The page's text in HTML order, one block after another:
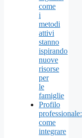
come
i
metodi
attivi
stanno
ispirando
nuove
risorse
per
le
famiglie
Profilo
professionale:
come
integrare